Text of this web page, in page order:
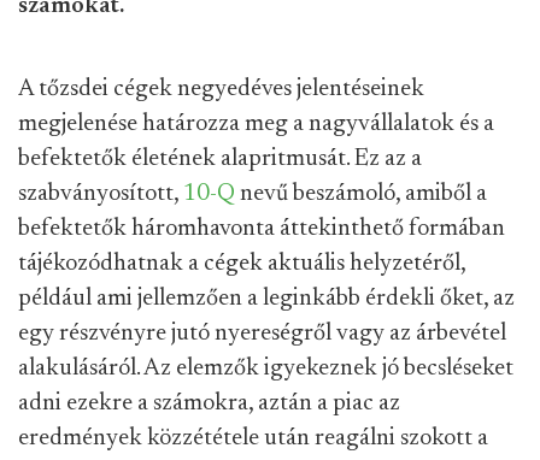
számokat.
A tőzsdei cégek negyedéves jelentéseinek
megjelenése határozza meg a nagyvállalatok és a
befektetők életének alapritmusát. Ez az a
szabványosított, 10-Q nevű beszámoló, amiből a
befektetők háromhavonta áttekinthető formában
tájékozódhatnak a cégek aktuális helyzetéről,
például ami jellemzően a leginkább érdekli őket, az
egy részvényre jutó nyereségről vagy az árbevétel
alakulásáról. Az elemzők igyekeznek jó becsléseket
adni ezekre a számokra, aztán a piac az
eredmények közzététele után reagálni szokott a